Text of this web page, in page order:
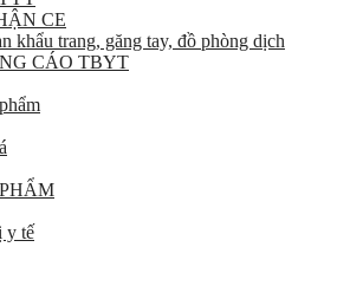
CE
khẩu trang, găng tay, đồ phòng dịch
CÁO TBYT
y tế